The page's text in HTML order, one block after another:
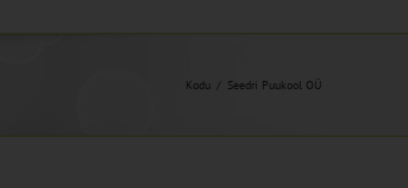
Kodu Seedri Puukool OÜ